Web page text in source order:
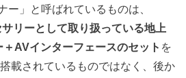
ー」と呼ばれているものは、
リーとして取り扱っている地上
AVインターフェースのセット を
載されているものではなく、後か